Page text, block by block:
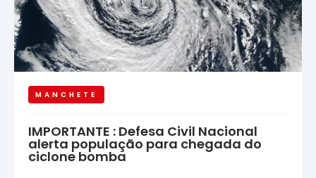
MANCHETE
IMPORTANTE : Defesa Civil Nacional
alerta população para chegada do
ciclone bomba